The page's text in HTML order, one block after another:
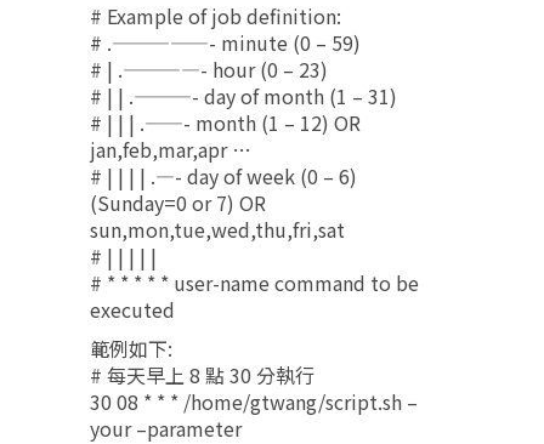
# Example of job definition:
# .—————- minute (0 – 59)
# | .————- hour (0 – 23)
# | | .———- day of month (1 – 31)
# | | | .——- month (1 – 12) OR
jan,feb,mar,apr …
# | | | | .—- day of week (0 – 6)
(Sunday=0 or 7) OR
sun,mon,tue,wed,thu,fri,sat
# | | | | |
# * * * * * user-name command to be
executed
範例如下:
# 每天早上 8 點 30 分執行
30 08 * * * /home/gtwang/script.sh –
your –parameter